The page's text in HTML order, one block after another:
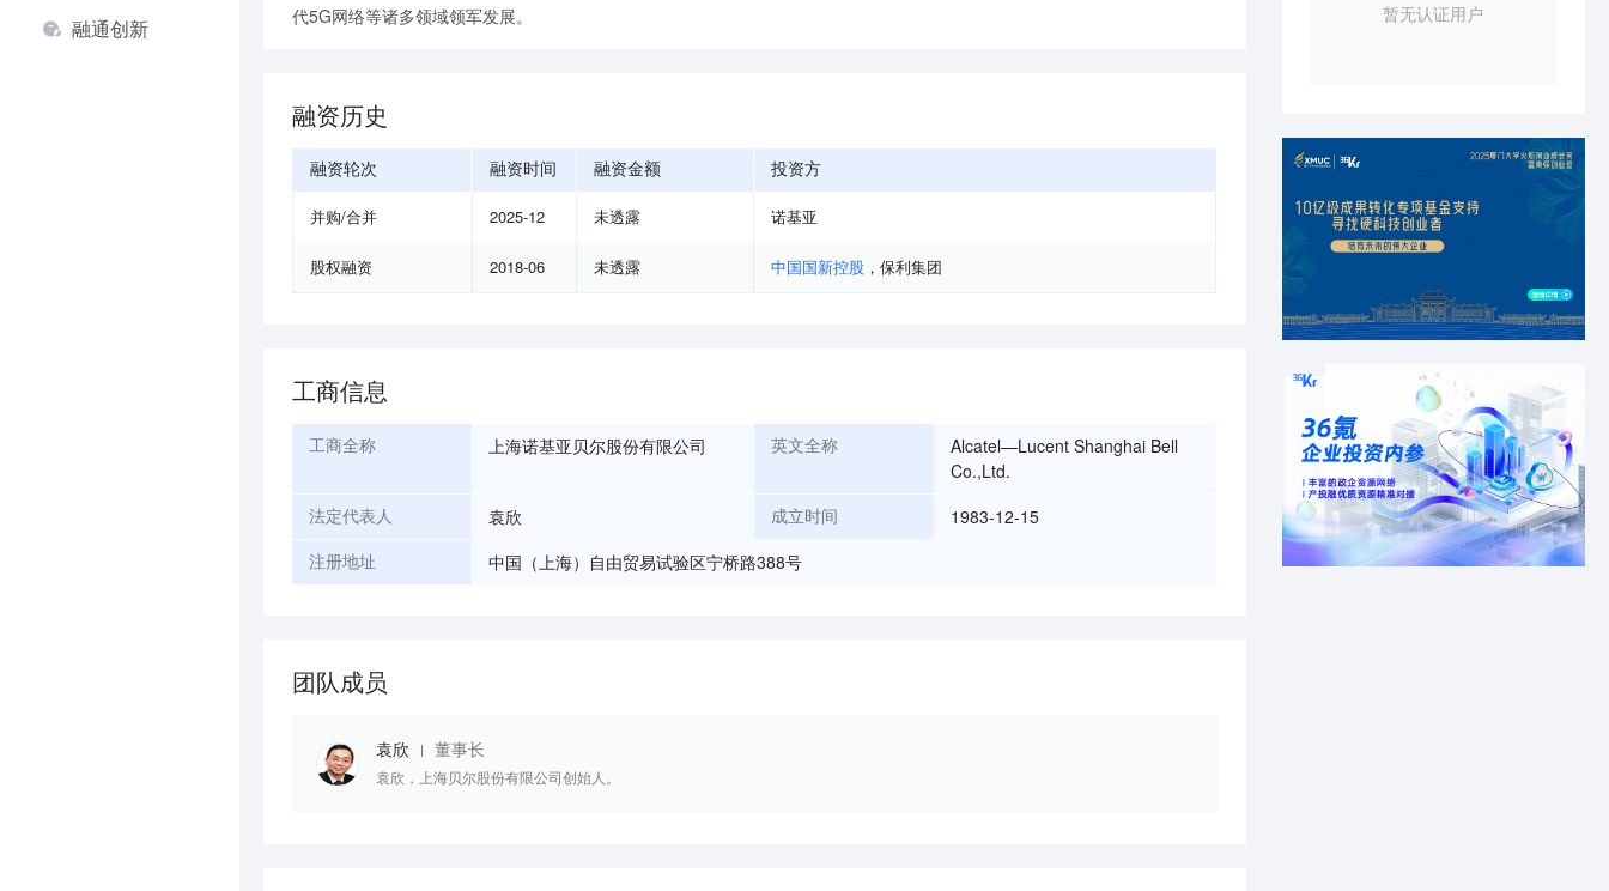
融通创新
代5G网络等诸多领域领军发展。
融资历史
融资轮次 融资时间 融资金额 投资方
并购/合并 2025-12 未透露 诺基亚
股权融资 2018-06 未透露 中国国新控股 ， 保利集团
工商信息
工商全称 上海诺基亚贝尔股份有限公司 英文全称
Alcatel—Lucent Shanghai Bell
Co.,Ltd.
法定代表人 袁欣 成立时间 1983-12-15
注册地址 中国（上海）自由贸易试验区宁桥路388号
团队成员
袁欣 董事长
袁欣，上海贝尔股份有限公司创始人。
暂无认证用户